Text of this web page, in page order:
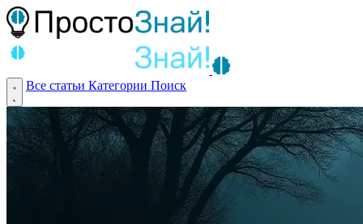
Все статьи Категории Поиск